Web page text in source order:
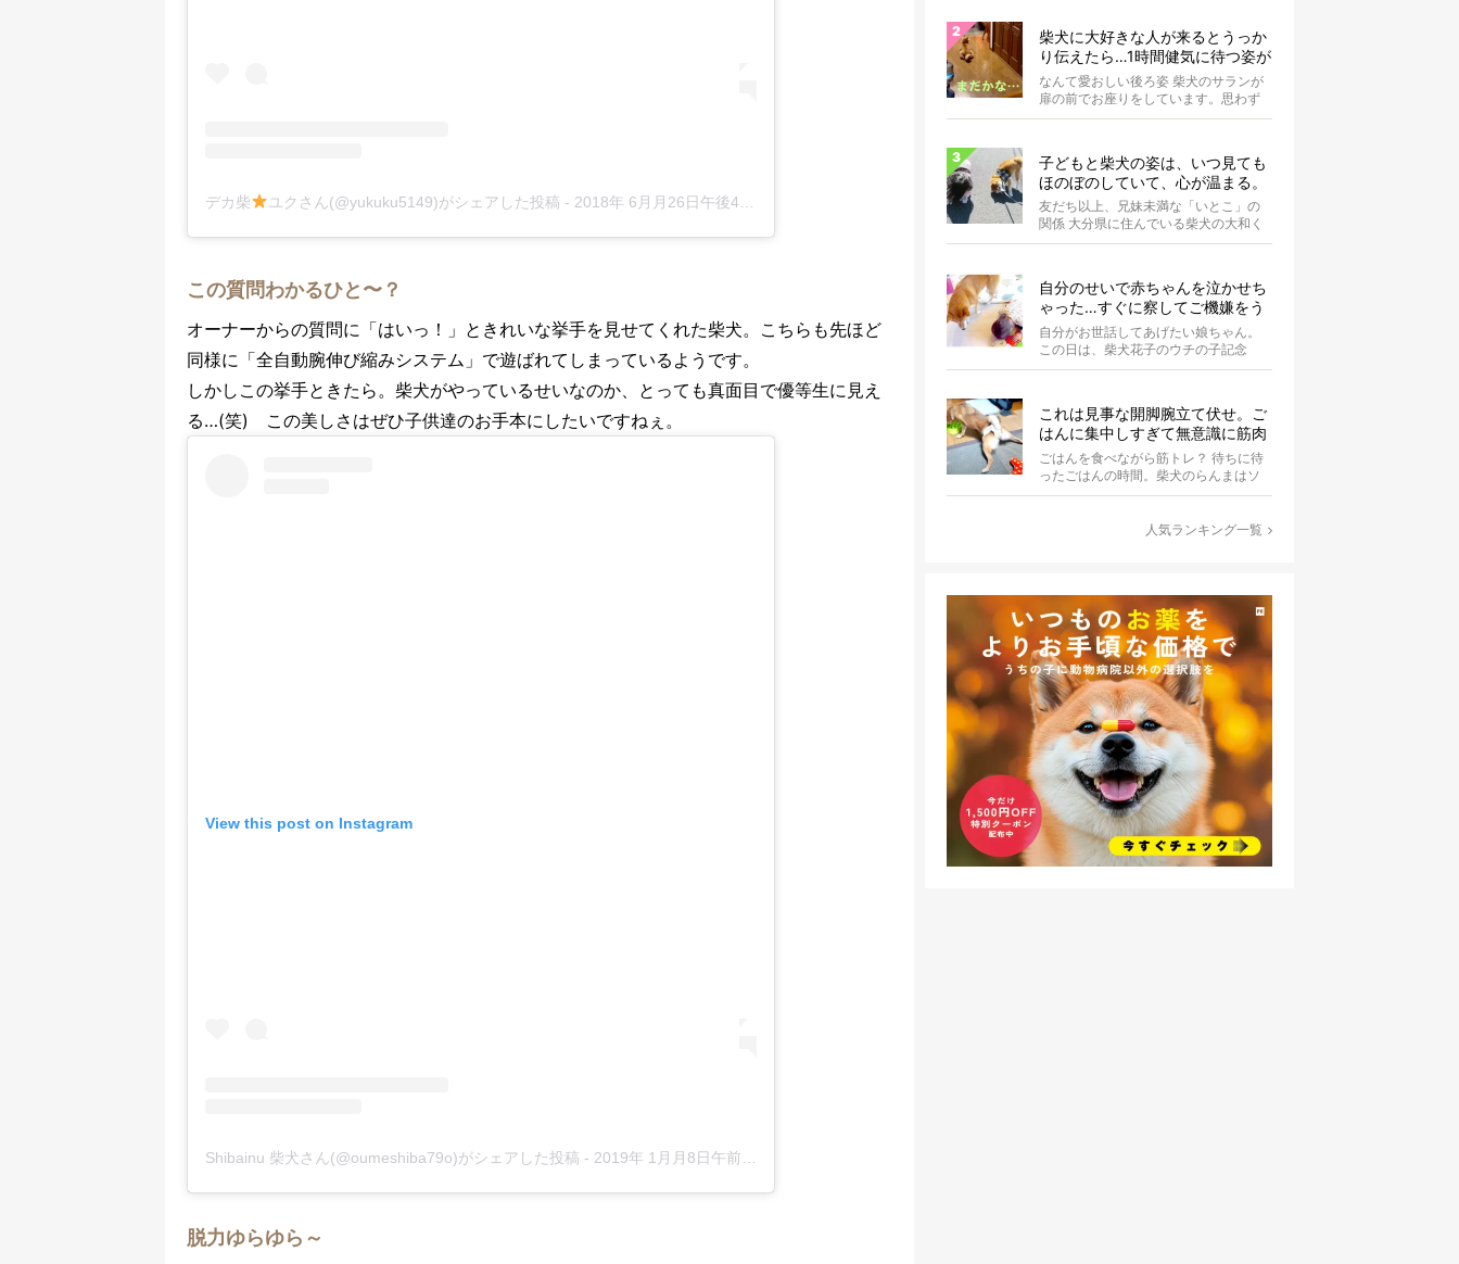
デカ柴 ユクさん(@yukuku5149)がシェアした投稿 - 2018年 6月月26日午後4時07分PDT
この質問わかるひと〜？
オーナーからの質問に「はいっ！」ときれいな挙手を見せてくれた柴犬。こちらも先ほど
同様に「全自動腕伸び縮みシステム」で遊ばれてしまっているようです。
しかしこの挙手ときたら。柴犬がやっているせいなのか、とっても真面目で優等生に見え
る…(笑) この美しさはぜひ子供達のお手本にしたいですねぇ。
View this post on Instagram
Shibainu 柴犬さん(@oumeshiba79o)がシェアした投稿 - 2019年 1月月8日午前3時35分PST
脱力ゆらゆら～
柴犬に大好きな人が来るとうっか
り伝えたら…1時間健気に待つ姿が
切なくて愛おしい【動画】
なんて愛おしい後ろ姿 柴犬のサランが
扉の前でお座りをしています。思わず
抱きつきたくなるような、なんて愛お
子どもと柴犬の姿は、いつ見ても
ほのぼのしていて、心が温まる。
友だち以上、兄妹未満な「いとこ」の
関係 大分県に住んでいる柴犬の大和く
ん。Instagramにたびたび登場する...
自分のせいで赤ちゃんを泣かせち
ゃった…すぐに察してご機嫌をう
かがう柴犬の優しさが泣ける【動
画】
自分がお世話してあげたい娘ちゃん。
この日は、柴犬花子のウチの子記念
日。ということで、オーナーさんはご
これは見事な開脚腕立て伏せ。ご
はんに集中しすぎて無意識に筋肉
を喜ばせている柴犬にじわる【動
画】
ごはんを食べながら筋トレ？ 待ちに待
ったごはんの時間。柴犬のらんまはソ
ワソワと落ち着かず、歩き回っていま
人気ランキング一覧